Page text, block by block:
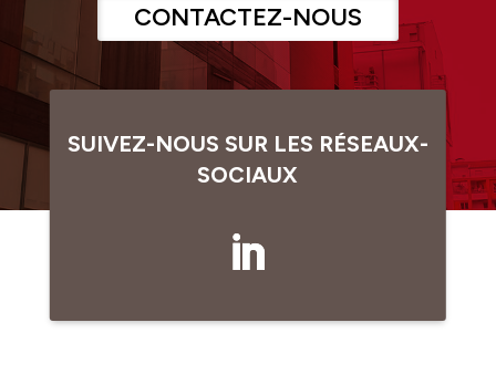
CONTACTEZ-NOUS
SUIVEZ-NOUS SUR LES RÉSEAUX-
SOCIAUX